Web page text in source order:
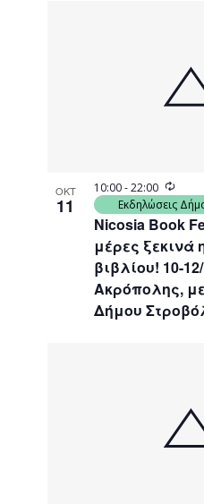
ΟΚΤ
11
Nicosia Book
μέρες ξεκινά
βιβλίου! 10-
Ακρόπολης,
Δήμου
10:00-22:00
Εκδηλώσεις